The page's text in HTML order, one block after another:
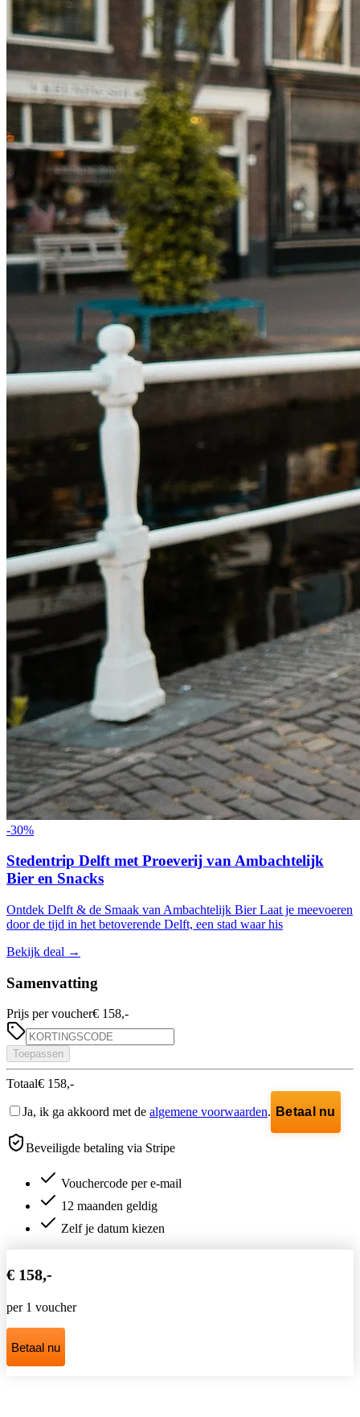
-30%
Stedentrip Delft met Proeverij van Ambachtelijk
Bier en Snacks
Ontdek Delft & de Smaak van Ambachtelijk Bier Laat je meevoeren
door de tijd in het betoverende Delft, een stad waar his
Bekijk deal →
Samenvatting
Prijs per voucher€ 158,-
Toepassen
Totaal€ 158,-
Ja, ik ga akkoord met de algemene voorwaarden. Betaal nu
Beveiligde betaling via Stripe
Vouchercode per e-mail
12 maanden geldig
Zelf je datum kiezen
€ 158,-
per 1 voucher
Betaal nu